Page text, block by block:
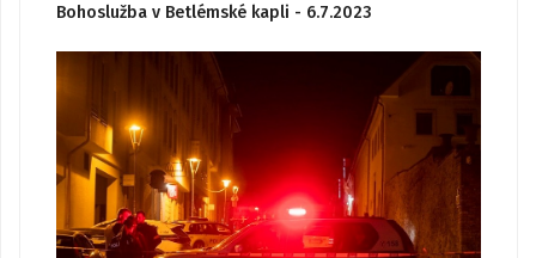
Bohoslužba v Betlémské kapli - 6.7.2023